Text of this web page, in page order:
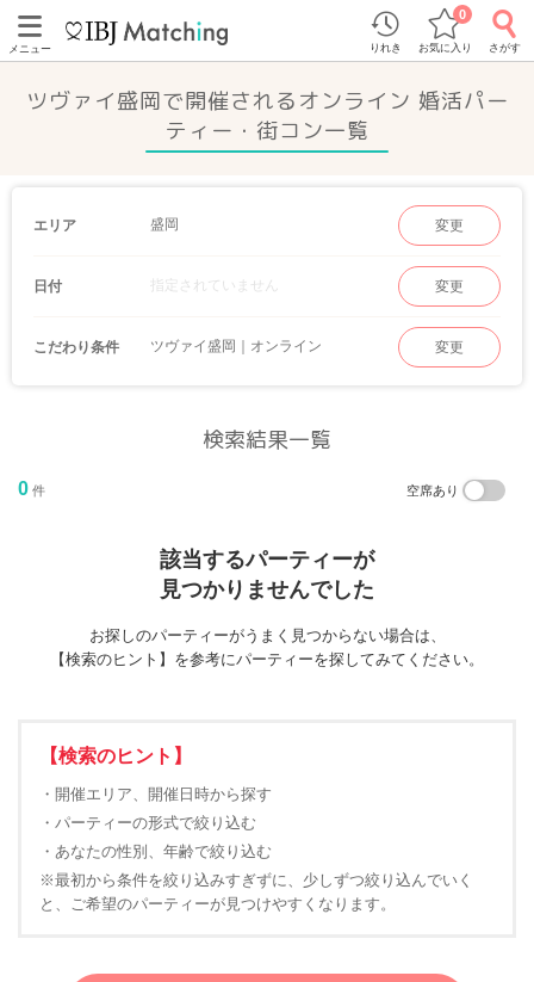
メニュー りれき お気に入り
0
さがす
ツヴァイ盛岡で開催されるオンライン 婚活パー
ティー・街コン一覧
エリア 盛岡 変更
日付 指定されていません 変更
こだわり条件 ツヴァイ盛岡｜オンライン 変更
検索結果一覧
0 件 空席あり
該当するパーティーが
見つかりませんでした
お探しのパーティーがうまく見つからない場合は、
【検索のヒント】を参考にパーティーを探してみてください。
【検索のヒント】
・開催エリア、開催日時から探す
・パーティーの形式で絞り込む
・あなたの性別、年齢で絞り込む
※最初から条件を絞り込みすぎずに、少しずつ絞り込んでいく
と、ご希望のパーティーが見つけやすくなります。